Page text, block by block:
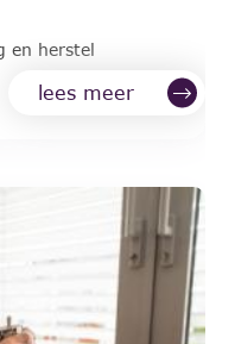
en herstel
lees meer